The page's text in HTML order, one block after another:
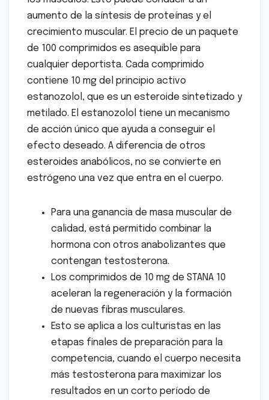
aumento de la síntesis de proteínas y el
crecimiento muscular. El precio de un paquete
de 100 comprimidos es asequible para
cualquier deportista. Cada comprimido
contiene 10 mg del principio activo
estanozolol, que es un esteroide sintetizado y
metilado. El estanozolol tiene un mecanismo
de acción único que ayuda a conseguir el
efecto deseado. A diferencia de otros
esteroides anabólicos, no se convierte en
estrógeno una vez que entra en el cuerpo.
Para una ganancia de masa muscular de
calidad, está permitido combinar la
hormona con otros anabolizantes que
contengan testosterona.
Los comprimidos de 10 mg de STANA 10
aceleran la regeneración y la formación
de nuevas fibras musculares.
Esto se aplica a los culturistas en las
etapas finales de preparación para la
competencia, cuando el cuerpo necesita
más testosterona para maximizar los
resultados en un corto período de